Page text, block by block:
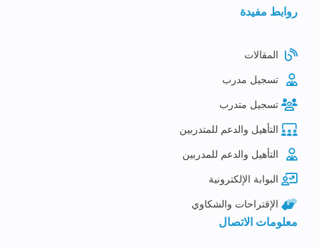
روابط مفيدة
المقالات
تسجيل مدرب
تسجيل متدرب
التأهيل والدعم للمتدربين
التأهيل والدعم للمدربين
البوابة الإلكترونية
الإقتراحات والشكاوي
معلومات الاتصال